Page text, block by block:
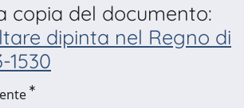
copia del documento:
dipinta nel Regno di
1530